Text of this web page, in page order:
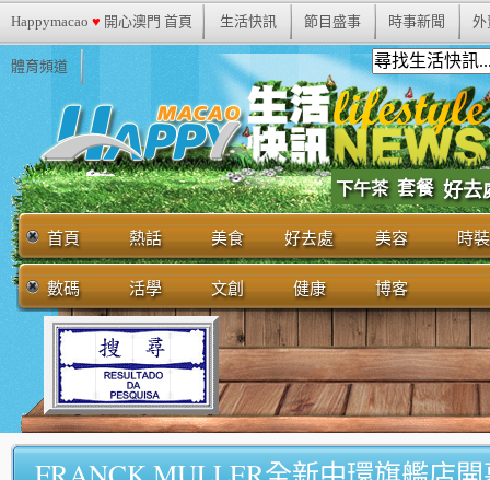
Happymacao ♥ 開心澳門 首頁 生活快訊 節目盛事 時事新聞 外
體育頻道
下午茶 套餐 好去
首頁 熱話 美食 好去處 美容 時裝
數碼 活學 文創 健康 博客